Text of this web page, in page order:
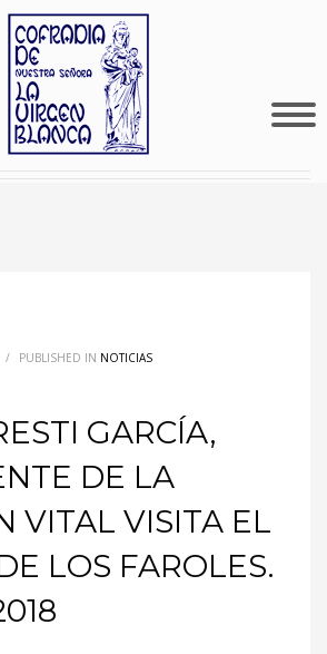
/ PUBLISHED IN NOTICIAS
GARCÍA,
DE LA
VITAL VISITA EL
LOS FAROLES.